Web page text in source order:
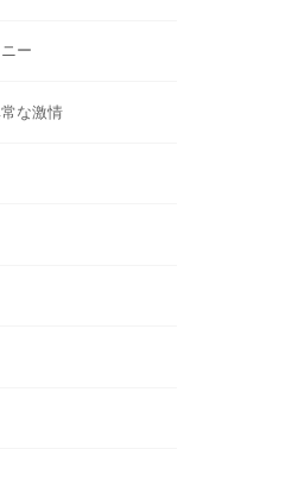
ー
な激情